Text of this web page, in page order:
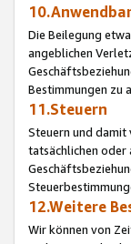
Die Beilegung
angeblichen
Bestimmungen zu
11.Steuern
Steuern und damit
tatsächlichen oder
12.Weitere
Wir können von